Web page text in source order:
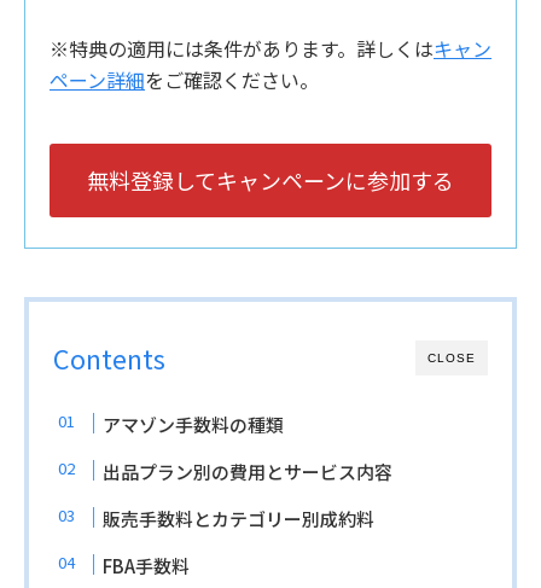
※特典の適用には条件があります。詳しくはキャン
ペーン詳細をご確認ください。
無料登録してキャンペーンに参加する
CLOSE
Contents
アマゾン手数料の種類
出品プラン別の費用とサービス内容
販売手数料とカテゴリー別成約料
FBA手数料